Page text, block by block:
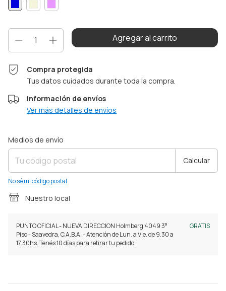
Compra protegida
Tus datos cuidados durante toda la compra.
Información de envíos
Ver más detalles de envíos
Entregas para el CP:
Medios de envío
Calcular
No sé mi código postal
Nuestro local
PUNTO OFICIAL - NUEVA DIRECCION Holmberg 4049 3°
Piso - Saavedra, C.A.B.A. - Atención de Lun. a Vie. de 9.30 a
17.30hs. Tenés 10 días para retirar tu pedido.
GRATIS